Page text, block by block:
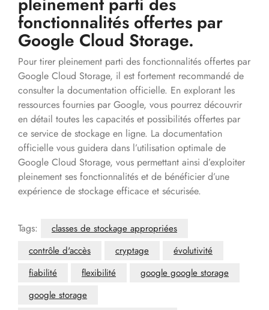
fonctionnalités offertes par
Google Cloud Storage.
Pour tirer pleinement parti des fonctionnalités offertes par
Google Cloud Storage, il est fortement recommandé de
consulter la documentation officielle. En explorant les
ressources fournies par Google, vous pourrez découvrir
en détail toutes les capacités et possibilités offertes par
ce service de stockage en ligne. La documentation
officielle vous guidera dans l’utilisation optimale de
Google Cloud Storage, vous permettant ainsi d’exploiter
pleinement ses fonctionnalités et de bénéficier d’une
expérience de stockage efficace et sécurisée.
Tags:
classes de stockage appropriées
contrôle d'accès
cryptage
évolutivité
fiabilité
flexibilité
google google storage
google storage